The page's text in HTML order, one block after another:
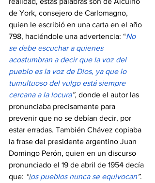
de York, consejero de Carlomagno,
quien le escribió en una carta en el año
798, haciéndole una advertencia: “No
se debe escuchar a quienes
acostumbran a decir que la voz del
pueblo es la voz de Dios, ya que lo
tumultuoso del vulgo está siempre
cercana a la locura”, donde el autor las
pronunciaba precisamente para
prevenir que no se debían decir, por
estar erradas. También Chávez copiaba
la frase del presidente argentino Juan
Domingo Perón, quien en un discurso
pronunciado el 19 de abril de 1954 decía
que: “los pueblos nunca se equivocan”.